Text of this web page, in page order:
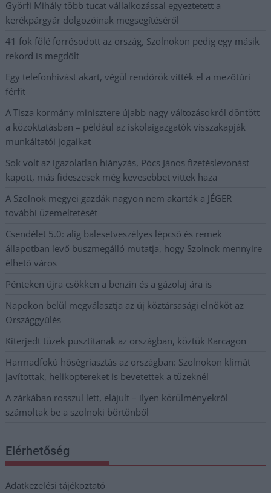
Györfi Mihály több tucat vállalkozással egyeztetett a
kerékpárgyár dolgozóinak megsegítéséről
41 fok fölé forrósodott az ország, Szolnokon pedig egy másik
rekord is megdőlt
Egy telefonhívást akart, végül rendőrök vitték el a mezőtúri
férfit
A Tisza kormány minisztere újabb nagy változásokról döntött
a közoktatásban – például az iskolaigazgatók visszakapják
munkáltatói jogaikat
Sok volt az igazolatlan hiányzás, Pócs János fizetéslevonást
kapott, más fideszesek még kevesebbet vittek haza
A Szolnok megyei gazdák nagyon nem akarták a JÉGER
további üzemeltetését
Csendélet 5.0: alig balesetveszélyes lépcső és remek
állapotban levő buszmegálló mutatja, hogy Szolnok mennyire
élhető város
Pénteken újra csökken a benzin és a gázolaj ára is
Napokon belül megválasztja az új köztársasági elnököt az
Országgyűlés
Kiterjedt tüzek pusztítanak az országban, köztük Karcagon
Harmadfokú hőségriasztás az országban: Szolnokon klímát
javítottak, helikoptereket is bevetettek a tüzeknél
A zárkában rosszul lett, elájult – ilyen körülményekről
számoltak be a szolnoki börtönből
Elérhetőség
Adatkezelési tájékoztató